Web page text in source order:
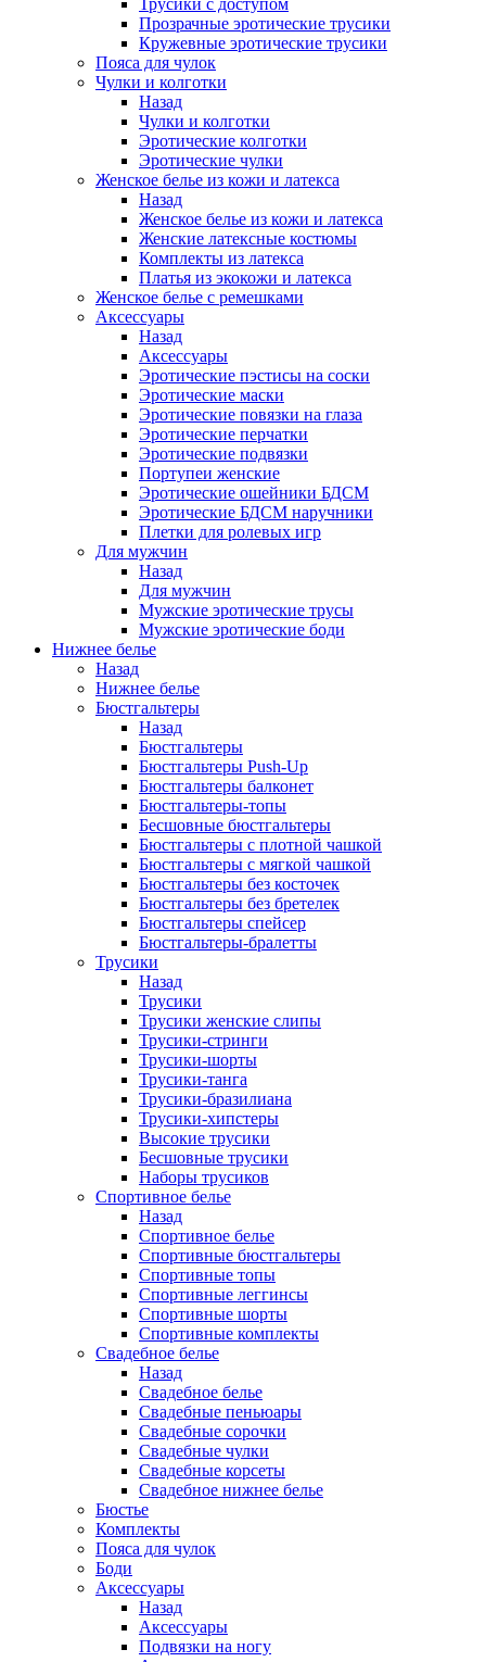
Трусики с доступом
Прозрачные эротические трусики
Кружевные эротические трусики
Пояса для чулок
Чулки и колготки
Назад
Чулки и колготки
Эротические колготки
Эротические чулки
Женское белье из кожи и латекса
Назад
Женское белье из кожи и латекса
Женские латексные костюмы
Комплекты из латекса
Платья из экокожи и латекса
Женское белье с ремешками
Аксессуары
Назад
Аксессуары
Эротические пэстисы на соски
Эротические маски
Эротические повязки на глаза
Эротические перчатки
Эротические подвязки
Портупеи женские
Эротические ошейники БДСМ
Эротические БДСМ наручники
Плетки для ролевых игр
Для мужчин
Назад
Для мужчин
Мужские эротические трусы
Мужские эротические боди
Нижнее белье
Назад
Нижнее белье
Бюстгальтеры
Назад
Бюстгальтеры
Бюстгальтеры Push-Up
Бюстгальтеры балконет
Бюстгальтеры-топы
Бесшовные бюстгальтеры
Бюстгальтеры с плотной чашкой
Бюстгальтеры с мягкой чашкой
Бюстгальтеры без косточек
Бюстгальтеры без бретелек
Бюстгальтеры спейсер
Бюстгальтеры-бралетты
Трусики
Назад
Трусики
Трусики женские слипы
Трусики-стринги
Трусики-шорты
Трусики-танга
Трусики-бразилиана
Трусики-хипстеры
Высокие трусики
Бесшовные трусики
Наборы трусиков
Спортивное белье
Назад
Спортивное белье
Спортивные бюстгальтеры
Спортивные топы
Спортивные леггинсы
Спортивные шорты
Спортивные комплекты
Свадебное белье
Назад
Свадебное белье
Свадебные пеньюары
Свадебные сорочки
Свадебные чулки
Свадебные корсеты
Свадебное нижнее белье
Бюстье
Комплекты
Пояса для чулок
Боди
Аксессуары
Назад
Аксессуары
Подвязки на ногу